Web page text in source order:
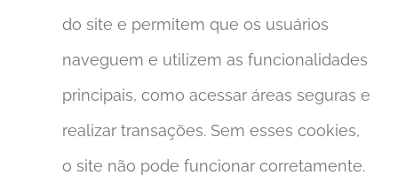
do site e permitem que os usuários
naveguem e utilizem as funcionalidades
principais, como acessar áreas seguras e
realizar transações. Sem esses cookies,
o site não pode funcionar corretamente.